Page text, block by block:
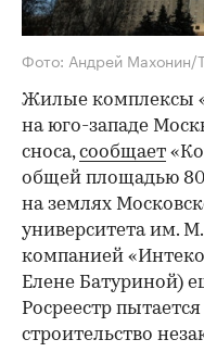
Фото: Андрей Махонин/
Жилые комплексы
на юго-западе
сноса,сообщает
общей площадью
на землях
университета им.
компанией
Елене Батуриной)
Росреестр
строительство